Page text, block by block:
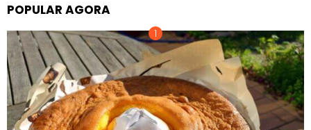
POPULAR AGORA